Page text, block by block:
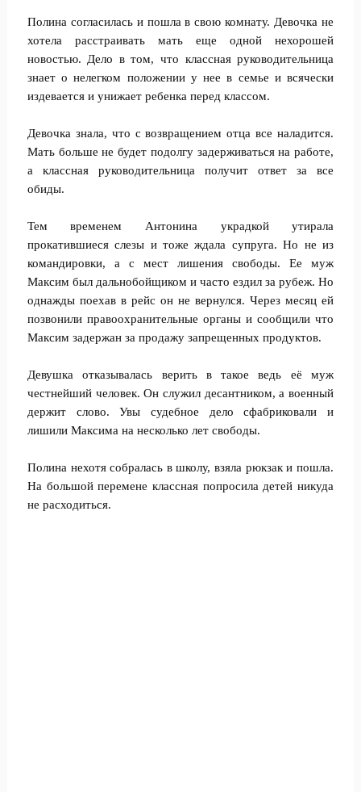
Полина согласилась и пошла в свою комнату. Девочка не
хотела расстраивать мать еще одной нехорошей
новостью. Дело в том, что классная руководительница
знает о нелегком положении у нее в семье и всячески
издевается и унижает ребенка перед классом.
Девочка знала, что с возвращением отца все наладится.
Мать больше не будет подолгу задерживаться на работе,
а классная руководительница получит ответ за все
обиды.
Тем временем Антонина украдкой утирала
прокатившиеся слезы и тоже ждала супруга. Но не из
командировки, а с мест лишения свободы. Ее муж
Максим был дальнобойщиком и часто ездил за рубеж. Но
однажды поехав в рейс он не вернулся. Через месяц ей
позвонили правоохранительные органы и сообщили что
Максим задержан за продажу запрещенных продуктов.
Девушка отказывалась верить в такое ведь её муж
честнейший человек. Он служил десантником, а военный
держит слово. Увы судебное дело сфабриковали и
лишили Максима на несколько лет свободы.
Полина нехотя собралась в школу, взяла рюкзак и пошла.
На большой перемене классная попросила детей никуда
не расходиться.